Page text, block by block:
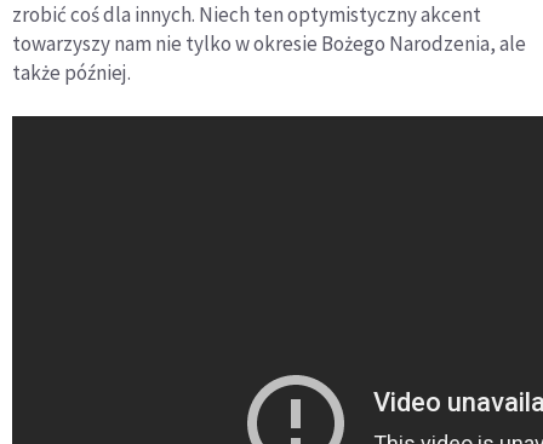
zrobić coś dla innych. Niech ten optymistyczny akcent
towarzyszy nam nie tylko w okresie Bożego Narodzenia, ale
także później.